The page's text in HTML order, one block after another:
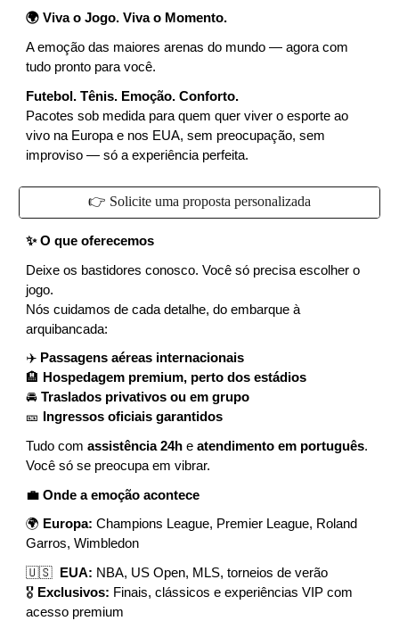
🌍 Viva o Jogo. Viva o Momento.
A emoção das maiores arenas do mundo — agora com
tudo pronto para você.
Futebol. Tênis. Emoção. Conforto.
Pacotes sob medida para quem quer viver o esporte ao
vivo na Europa e nos EUA, sem preocupação, sem
improviso — só a experiência perfeita.
👉 Solicite uma proposta personalizada
✨ O que oferecemos
Deixe os bastidores conosco. Você só precisa escolher o
jogo.
Nós cuidamos de cada detalhe, do embarque à
arquibancada:
✈️ Passagens aéreas internacionais
🏨 Hospedagem premium, perto dos estádios
🚘Traslados privativos ou em grupo
🎫
Ingressos oficiais garantidos
Tudo comassistência 24h eatendimento em português.
Você só se preocupa em vibrar.
💼 Onde a emoção acontece
🌍 Europa: Champions League, Premier League, Roland
Garros, Wimbledon
🇺🇸 EUA: NBA, US Open, MLS, torneios de verão
🎖️ Exclusivos: Finais, clássicos e experiências VIP com
acesso premium